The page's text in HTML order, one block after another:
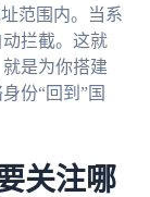
范围内。当系
拦截。这就
是为你搭建
份“回到”国
关注哪